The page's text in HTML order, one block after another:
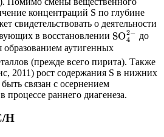
концентраций S по глубине
свидетельствовать о деятельности
в восстановлении SO2−
4
до
образованием аутигенных
(прежде всего пирита). Также
2011) рост содержания S в нижних
связан с осернением
процессе раннего диагенеза.
Н